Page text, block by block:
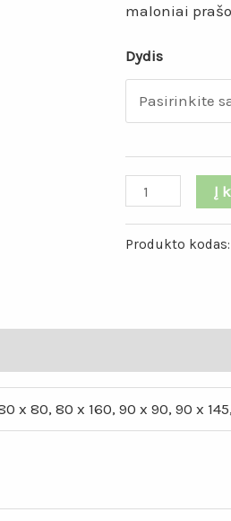
maloniai
Dydis
Į
Produkto kodas:
x 80, 80 x 160, 90 x 90, 90 x 145,